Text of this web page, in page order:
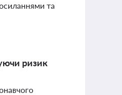
та
ризик